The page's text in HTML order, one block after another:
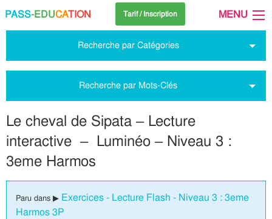
PASS-EDUCATION Tarif / Inscription MENU
Recherche par Catégories
Recherche par Mots-Clés
Le cheval de Sipata – Lecture
interactive – Luminéo – Niveau 3 :
3eme Harmos
Paru dans ▶ Exercices - Lecture Flash - Niveau 3 : 3eme
Harmos 3P